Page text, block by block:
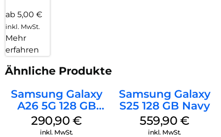
ab 5,00 €
inkl. MwSt.
Mehr
erfahren
Ähnliche Produkte
Samsung Galaxy
A26 5G 128 GB
Mint
290,90€
inkl. MwSt.
Samsung Galaxy
S25 128 GB Navy
559,90€
inkl. MwSt.